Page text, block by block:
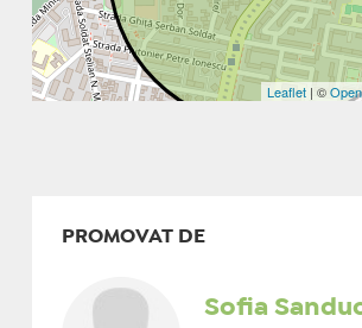
Leaflet | ©
PROMOVAT DE
Sofia